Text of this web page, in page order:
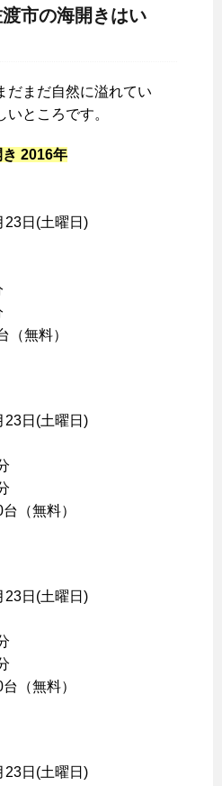
市の海開きはい
だまだ自然に溢れてい
ところです。
2016年
23日(土曜日)
（無料）
23日(土曜日)
（無料）
23日(土曜日)
（無料）
23日(土曜日)